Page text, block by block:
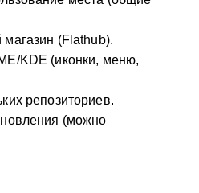
(Flathub).
KDE (иконки, меню,
репозиториев.
(можно